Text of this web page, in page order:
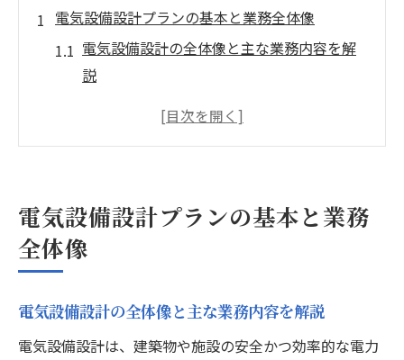
電気設備設計プランの基本と業務全体像
電気設備設計の全体像と主な業務内容を解
説
電気設備の基本設計で押さえるべき要点
費用の目安を把握する電気設備設計のコツ
電気設備設計の費用相場を知るための基本
電気設備設計の見積もりで重要なチェック
項目
電気設備設計プランの基本と業務
全体像
電気設備設計の全体像と主な業務内容を解説
電気設備設計は、建築物や施設の安全かつ効率的な電力